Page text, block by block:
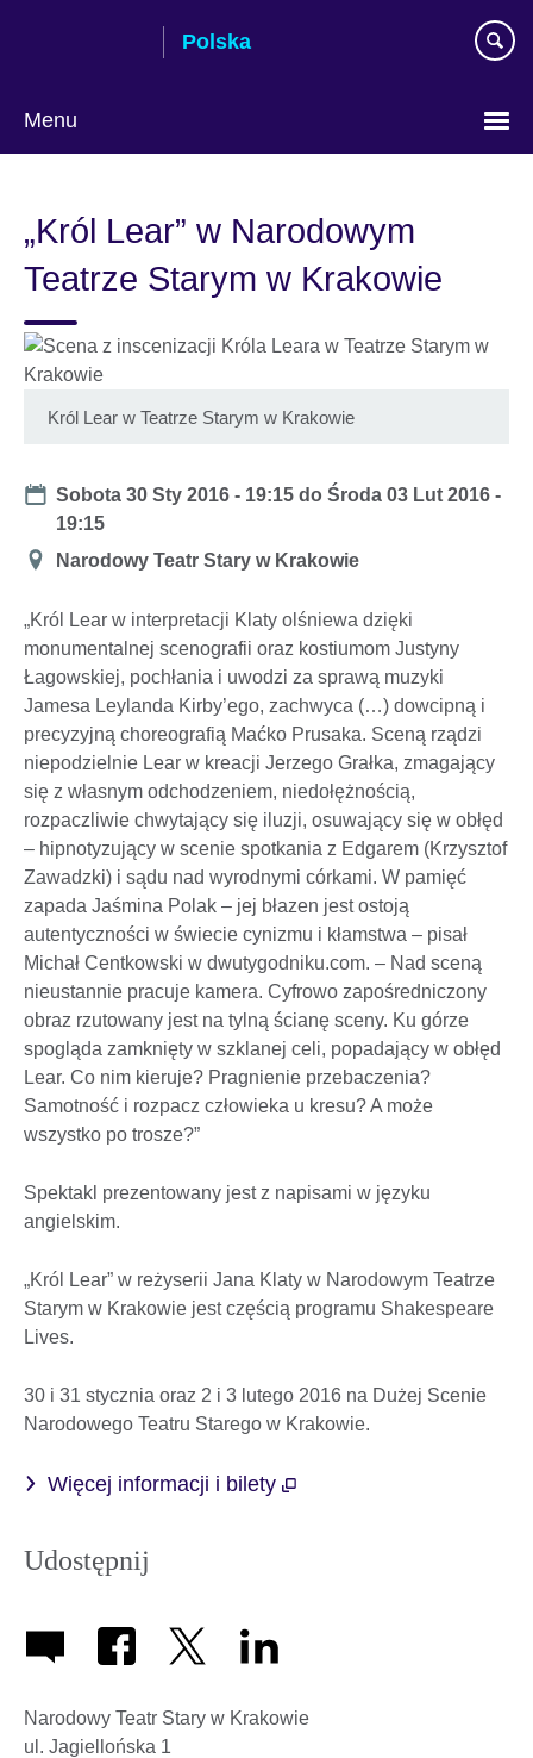
Polska
Menu
„Król Lear” w Narodowym
Teatrze Starym w Krakowie
Król Lear w Teatrze Starym w Krakowie
Date
Sobota 30 Sty 2016 - 19:15 doŚroda 03 Lut 2016 -
19:15
Miejsce
Narodowy Teatr Stary w Krakowie
„Król Lear w interpretacji Klaty olśniewa dzięki
monumentalnej scenografii oraz kostiumom Justyny
Łagowskiej, pochłania i uwodzi za sprawą muzyki
Jamesa Leylanda Kirby’ego, zachwyca (…) dowcipną i
precyzyjną choreografią Maćko Prusaka. Sceną rządzi
niepodzielnie Lear w kreacji Jerzego Grałka, zmagający
się z własnym odchodzeniem, niedołężnością,
rozpaczliwie chwytający się iluzji, osuwający się w obłęd
– hipnotyzujący w scenie spotkania z Edgarem (Krzysztof
Zawadzki) i sądu nad wyrodnymi córkami. W pamięć
zapada Jaśmina Polak – jej błazen jest ostoją
autentyczności w świecie cynizmu i kłamstwa – pisał
Michał Centkowski w dwutygodniku.com. – Nad sceną
nieustannie pracuje kamera. Cyfrowo zapośredniczony
obraz rzutowany jest na tylną ścianę sceny. Ku górze
spogląda zamknięty w szklanej celi, popadający w obłęd
Lear. Co nim kieruje? Pragnienie przebaczenia?
Samotność i rozpacz człowieka u kresu? A może
wszystko po trosze?”
Spektakl prezentowany jest z napisami w języku
angielskim.
„Król Lear” w reżyserii Jana Klaty w Narodowym Teatrze
Starym w Krakowie jest częścią programu Shakespeare
Lives.
30 i 31 stycznia oraz 2 i 3 lutego 2016 na Dużej Scenie
Narodowego Teatru Starego w Krakowie.
Więcej informacji i bilety
Udostępnij
Narodowy Teatr Stary w Krakowie
ul. Jagiellońska 1